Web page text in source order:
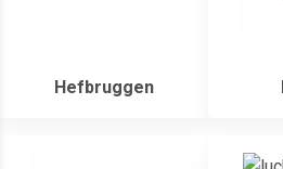
Hefbruggen